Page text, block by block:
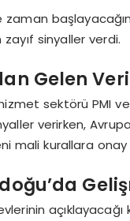
zaman
sinyaller verdi.
Gelen
sektörü PMI
verirken,
mali kurallara onay